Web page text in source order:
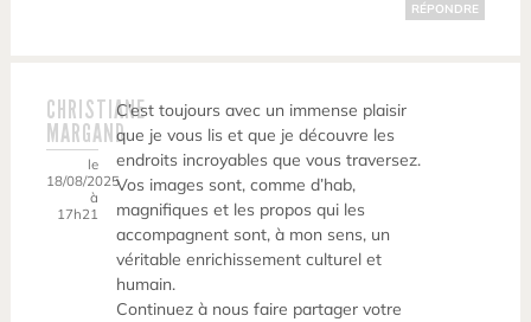
RÉPONDRE
CHRISTIANE
MARGAND
le
18/08/2025
à
17h21
C’est toujours avec un immense plaisir
que je vous lis et que je découvre les
endroits incroyables que vous traversez.
Vos images sont, comme d’hab,
magnifiques et les propos qui les
accompagnent sont, à mon sens, un
véritable enrichissement culturel et
humain.
Continuez à nous faire partager votre